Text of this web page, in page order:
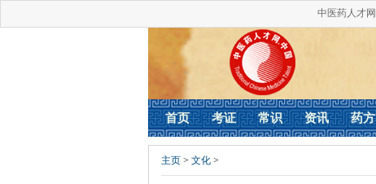
中医药人才网
首页 考证 常识 资讯 药方
主页 > 文化 >